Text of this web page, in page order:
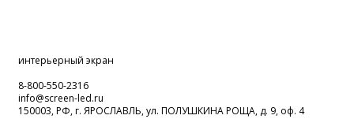
интерьерный экран
8-800-550-2316
info@screen-led.ru
150003, РФ, г. ЯРОСЛАВЛЬ, ул. ПОЛУШКИНА РОЩА, д. 9, оф. 4